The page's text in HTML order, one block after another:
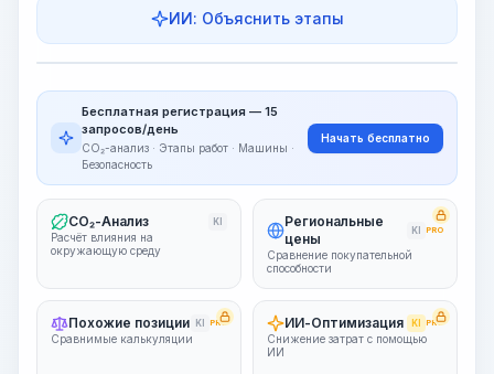
ИИ: Объяснить этапы
Этапы работ
~15-30 Sek.
Бесплатная регистрация — 15
запросов/день
CO₂-анализ · Этапы работ · Машины ·
Безопасность
Начать бесплатно
CO₂-Анализ KI
Расчёт влияния на
окружающую среду
Региональные
цены
KI PRO
Сравнение покупательной
способности
Похожие позиции KI PRO
Сравнимые калькуляции
ИИ-Оптимизация KI PRO
Снижение затрат с помощью
ИИ